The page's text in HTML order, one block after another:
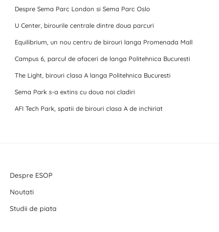
Despre Sema Parc London si Sema Parc Oslo
U Center, birourile centrale dintre doua parcuri
Equilibrium, un nou centru de birouri langa Promenada Mall
Campus 6, parcul de afaceri de langa Politehnica Bucuresti
The Light, birouri clasa A langa Politehnica Bucuresti
Sema Park s-a extins cu doua noi cladiri
AFI Tech Park, spatii de birouri clasa A de inchiriat
Despre ESOP
Noutati
Studii de piata